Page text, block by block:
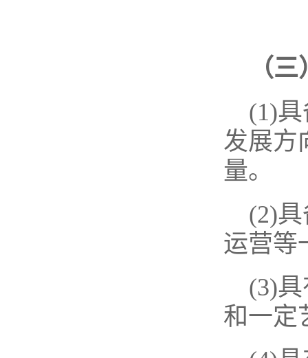
（
(1)
发展方
量。
(2)
运营等
(3)
和一定